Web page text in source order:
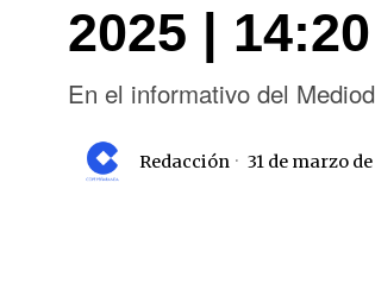
2025 | 14:20
En el informativo del
Redacción 31 de marzo